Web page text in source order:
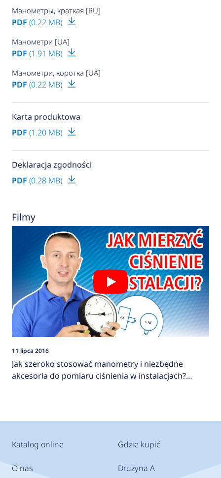
Манометры, краткая [RU]
PDF (0.22 MB)
Манометри [UA]
PDF (1.91 MB)
Манометри, коротка [UA]
PDF (0.22 MB)
Karta produktowa
PDF (1.20 MB)
Deklaracja zgodności
PDF (0.28 MB)
Filmy
11 lipca 2016
Jak szeroko stosować manometry i niezbędne
akcesoria do pomiaru ciśnienia w instalacjach?
Katalog online
O nas
Gdzie kupić
Drużyna A